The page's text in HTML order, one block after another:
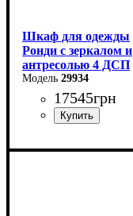
Шкаф для одежды
Ронди с зеркалом и
антресолью 4 ДСП
29934
17545грн
Ширина: 160 см